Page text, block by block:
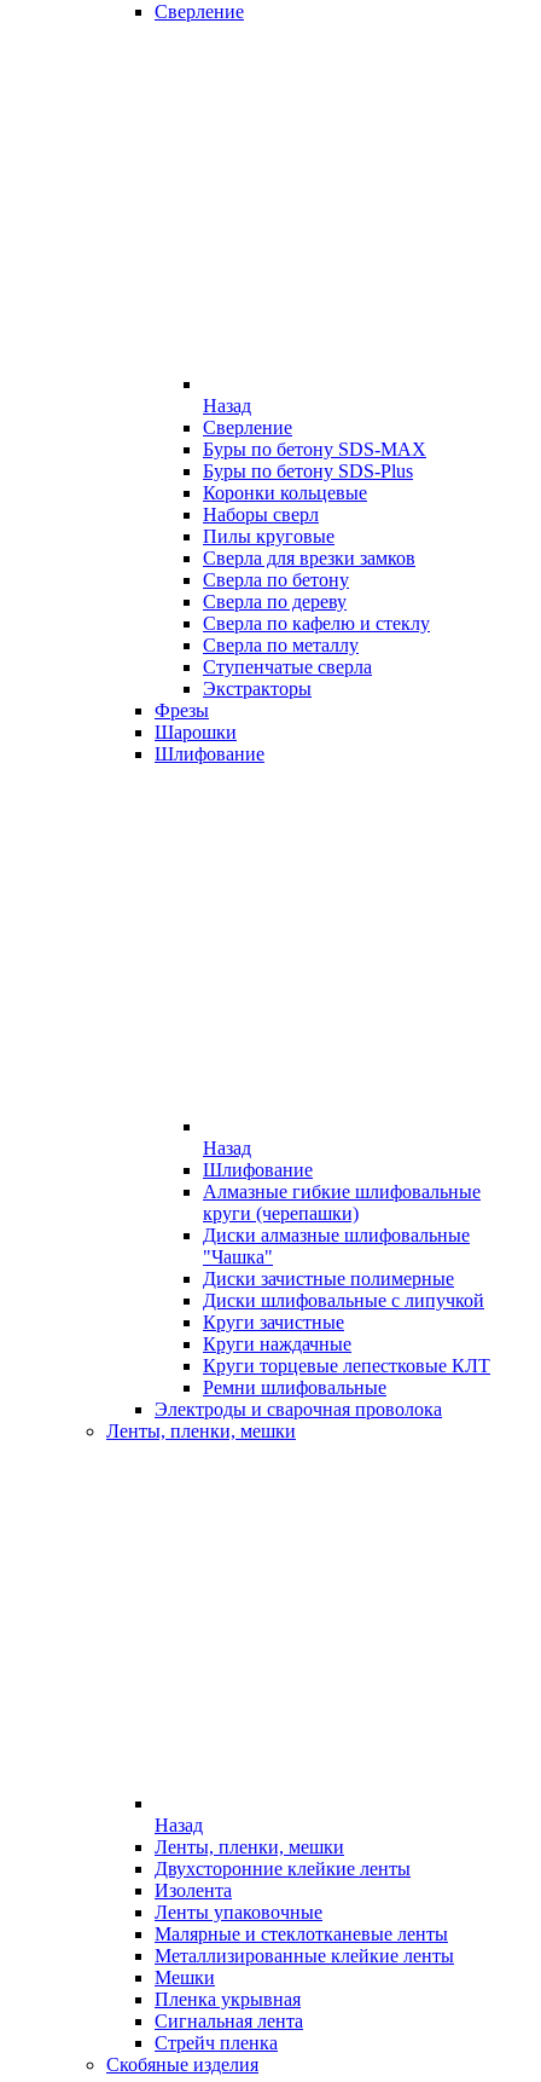
Сверление
Назад
Сверление
Буры по бетону SDS-MAX
Буры по бетону SDS-Plus
Коронки кольцевые
Наборы сверл
Пилы круговые
Сверла для врезки замков
Сверла по бетону
Сверла по дереву
Сверла по кафелю и стеклу
Сверла по металлу
Ступенчатые сверла
Экстракторы
Фрезы
Шарошки
Шлифование
Назад
Шлифование
Алмазные гибкие шлифовальные
круги (черепашки)
Диски алмазные шлифовальные
"Чашка"
Диски зачистные полимерные
Диски шлифовальные с липучкой
Круги зачистные
Круги наждачные
Круги торцевые лепестковые КЛТ
Ремни шлифовальные
Электроды и сварочная проволока
Ленты, пленки, мешки
Назад
Ленты, пленки, мешки
Двухсторонние клейкие ленты
Изолента
Ленты упаковочные
Малярные и стеклотканевые ленты
Металлизированные клейкие ленты
Мешки
Пленка укрывная
Сигнальная лента
Стрейч пленка
Скобяные изделия